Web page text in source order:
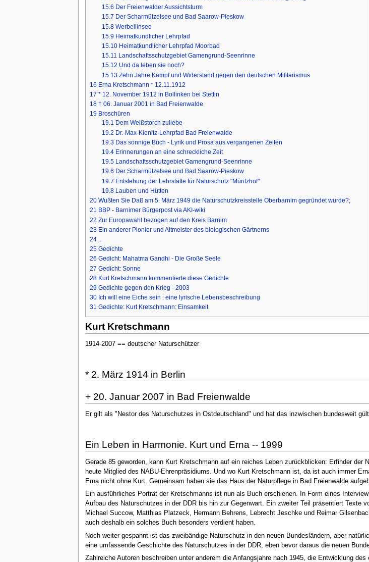
15.6 Der Freienwalder Aussichtsturm
15.7 Der Scharmützelsee und Bad Saarow-Pieskow
15.8 Werbellinsee
15.9 Heimatkundlicher Lehrpfad
15.10 Heimatkundlicher Lehrpfad Moorbad
15.11 Landschaftsschutzgebiet Gamengrund-Seenrinne
15.12 Und da leben sie noch?
15.13 Zehn Jahre Kampf und Widerstand gegen den deutschen Militarismus
16 Erna Kretschmann * 12.11.1912
17 * 12. November 1912 in Bollinken bei Stettin
18 † 06. Januar 2001 in Bad Freienwalde
19 Broschüren
19.1 Dem Weißstorch zuliebe
19.2 Dr.-Max-Kienitz-Lehrpfad Bad Freienwalde
19.3 Das sonnige Buch - Lyrik und Prosa aus vergangenen Zeiten
19.4 Erinnerungen an eine schreckliche Zeit
19.5 Landschaftsschutzgebiet Gamengrund-Seenrinne
19.6 Der Scharmützelsee und Bad Saarow-Pieskow
19.7 Entstehung der Lehrstätte für Naturschutz "Müritzhof"
19.8 Lauben und Hütten
20 Wußten Sie Daß am 5. März 1949 die Naturschutzkreisstelle Oberbarnim gegründet wurde?;
21 BBP - Barnimer Bürgerpost via AKI-wiki
22 Zur Europawahl bezogen auf den Kreis Barnim
23 Ein anderer Pionier und Altmeister des biologischen Gärtnerns
24 ..
25 Gedichte
26 Gedicht: Mahatma Gandhi - Die Große Seele
27 Gedicht: Sonne
28 Kurt Kretschmann kommentierte diese Gedichte
29 Gedichte gegen den Krieg - 2003
30 Ich will eine Eiche sein : eine lyrische Lebensbeschreibung
31 Gedichte: Kurt Kretschmann: Einsamkeit
Kurt Kretschmann
1914-2007 == deutscher Naturschützer
* 2. März 1914 in Berlin
+ 20. Januar 2007 in Bad Freienwalde
Er gilt als "Nestor des Naturschutzes in Ostdeutschland" und hat das inzwischen bundesweit
Ein Leben in Harmonie. Kurt und Erna -- 1999
Gerade 85 geworden, kann Kurt Kretschmann auf ein reiches Leben zurückblicken: Erfinder
heute Mitglied des NABU-Ehrenpräsidiums. Und wo Kurt Kretschmann ist, da ist auch immer
Erna nicht ohne Kurt. Gemeinsam haben sie das Haus der Naturpflege in Bad Freienwalde
Ein ausführliches Porträt der Kretschmanns ist nun als Buch erschienen. In Form eines
Aufbau des Naturschutzes in der DDR bis hin zur Gegenwart. Ein zweiter Teil präsentiert
Michael Succow, Matthias Platzeck, Hermann Behrens, Lebrecht Jeschke und Reimar
auch deshalb ein solches Buch besonders verdient haben.
Noch weiter gespannt ist das zweibändige Naturschutz in den neuen Bundesländern, aber
eine umfassende Geschichte des Naturschutzes in der DDR, eben bevor daraus die neuen
Zahlreiche Autoren beschreiben unter anderem die Anfangsjahre nach 1945, die Entwicklung